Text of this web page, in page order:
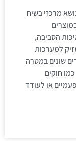
מרכזי בשיח
הסביבה,
למערכות
שונים במטרה
חוקים
או לעודד